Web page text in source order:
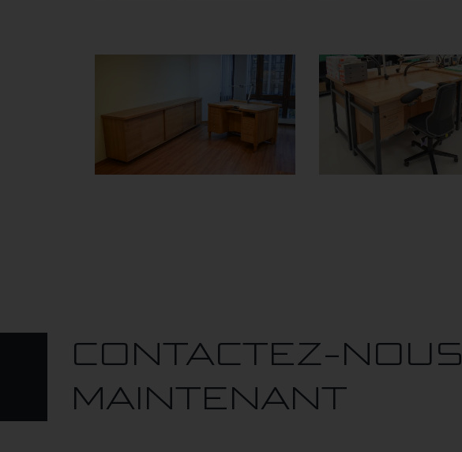
CONTACTEZ-NOUS
MAINTENANT